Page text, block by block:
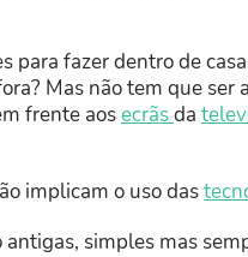
para fazer dentro de
Mas não tem que ser
frente aosecrãsda
implicam o uso das
simples mas